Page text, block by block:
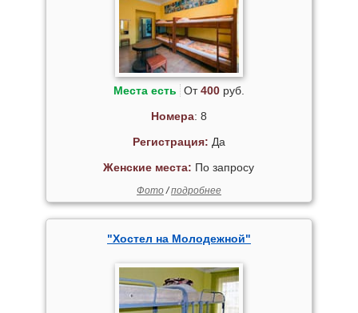
Места есть От400руб.
Номера: 8
Регистрация: Да
Женские места: По запросу
Фото/подробнее
"Хостел на Молодежной"